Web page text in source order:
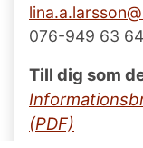
lina.a.larsson@
076-949 63 64
Till dig som
(PDF)